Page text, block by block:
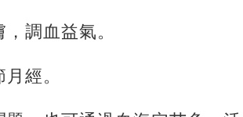
調血益氣。
經。